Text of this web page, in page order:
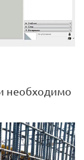
необходимо